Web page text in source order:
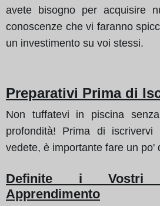
avete bisogno per acquisire
conoscenze che vi faranno
un investimento su voi stessi.
Preparativi Prima di
Non tuffatevi in piscina
profondità! Prima di
vedete, è importante fare un po'
Definite i Vostri
Apprendimento